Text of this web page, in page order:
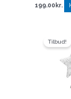
199.00 kr.
Tilbud!